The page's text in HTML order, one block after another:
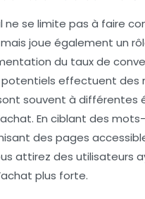
ne se limite pas à faire
joue également un
du taux de
effectuent des
souvent à différentes
En ciblant des
des pages
attirez des utilisateurs
plus forte.